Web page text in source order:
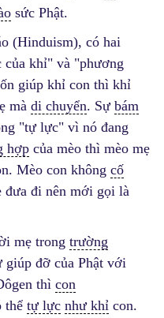
sức Phật.
(Hinduism), có hai
khỉ" và "phương
giúp khỉ con thì khỉ
mà di chuyển. Sự bám
"tự lực" vì nó đang
hợp của mèo thì mèo mẹ
Mèo con không cố
đưa đi nên mới gọi là
mẹ trong trường
giúp đỡ của Phật với
thì con
thể tự lực như khỉ con.